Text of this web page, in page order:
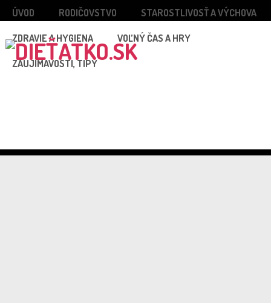
ÚVOD RODIČOVSTVO STAROSTLIVOSŤ A VÝCHOVA
ZDRAVIE A HYGIENA VOĽNÝ ČAS A HRY
ZAUJÍMAVOSTI, TIPY